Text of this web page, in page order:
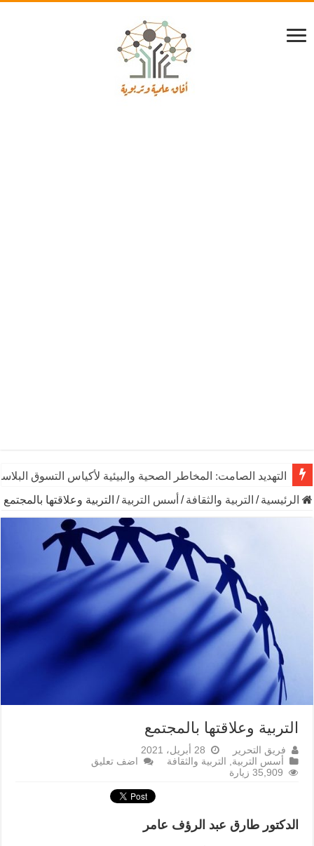
يوم الشاي العالمي: رشفـة من التاريخ تنبض بالحياة والاقتصاد
الرئيسية / التربية والثقافة / أسس التربية / التربية وعلاقتها بالمجتمع
التربية وعلاقتها بالمجتمع
فريق التحرير
28 أبريل، 2021
أسس التربية
التربية والثقافة
اضف تعليق
35,909 زيارة
الدكتور طارق عبد الرؤف عامر